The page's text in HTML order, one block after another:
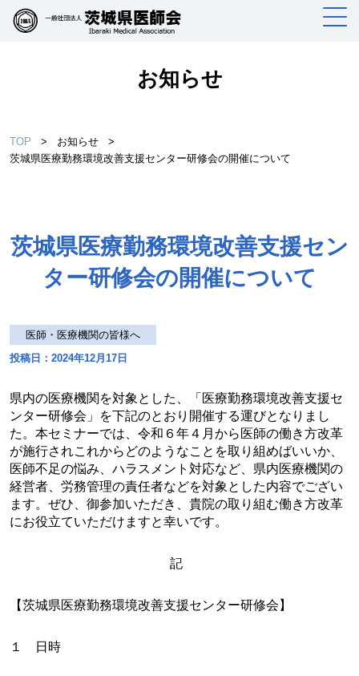
お知らせ
TOP > お知らせ
>
茨城県医療勤務環境改善支援センター研修会の開催について
茨城県医療勤務環境改善支援セン
ター研修会の開催について
医師・医療機関の皆様へ
投稿日：2024年12月17日
県内の医療機関を対象とした、「医療勤務環境改善支援セ
ンター研修会」を下記のとおり開催する運びとなりまし
た。本セミナーでは、令和６年４月から医師の働き方改革
が施行されこれからどのようなことを取り組めばいいか、
医師不足の悩み、ハラスメント対応など、県内医療機関の
経営者、労務管理の責任者などを対象とした内容でござい
ます。ぜひ、御参加いただき、貴院の取り組む働き方改革
にお役立ていただけますと幸いです。
記
【茨城県医療勤務環境改善支援センター研修会】
１ 日時